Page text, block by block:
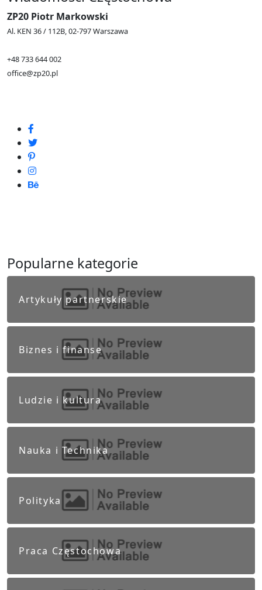
ZP20 Piotr Markowski
Al. KEN 36 / 112B, 02-797 Warszawa
+48 733 644 002
office@zp20.pl
Popularne kategorie
Artykuły partnerskie
Biznes i finanse
Ludzie i kultura
Nauka i Technika
Polityka
Praca Częstochowa